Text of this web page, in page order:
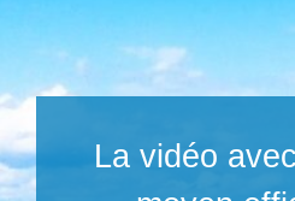
La vidéo